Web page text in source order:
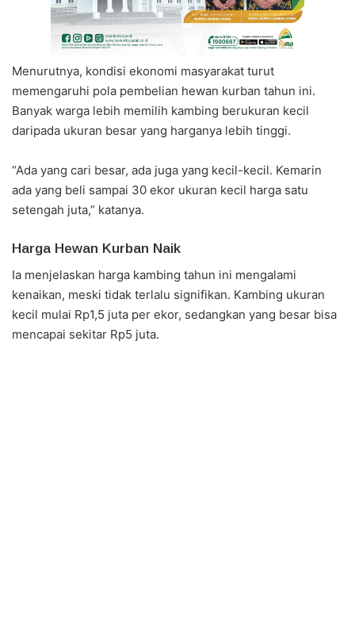
Menurutnya, kondisi ekonomi masyarakat turut
memengaruhi pola pembelian hewan kurban tahun ini.
Banyak warga lebih memilih kambing berukuran kecil
daripada ukuran besar yang harganya lebih tinggi.
“Ada yang cari besar, ada juga yang kecil-kecil. Kemarin
ada yang beli sampai 30 ekor ukuran kecil harga satu
setengah juta,” katanya.
Harga Hewan Kurban Naik
Ia menjelaskan harga kambing tahun ini mengalami
kenaikan, meski tidak terlalu signifikan. Kambing ukuran
kecil mulai Rp1,5 juta per ekor, sedangkan yang besar bisa
mencapai sekitar Rp5 juta.